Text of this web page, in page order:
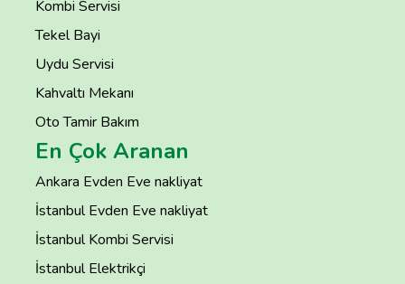
Kombi Servisi
Tekel Bayi
Uydu Servisi
Kahvaltı Mekanı
Oto Tamir Bakım
En Çok Aranan
Ankara Evden Eve nakliyat
İstanbul Evden Eve nakliyat
İstanbul Kombi Servisi
İstanbul Elektrikçi